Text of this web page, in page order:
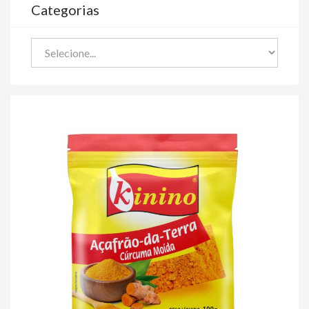
Categorias